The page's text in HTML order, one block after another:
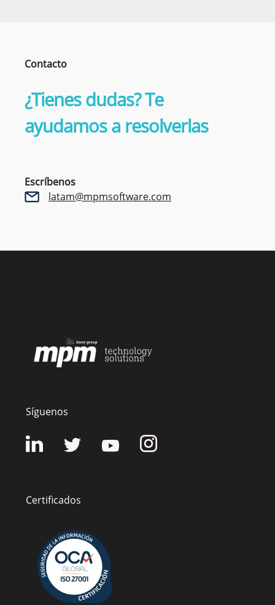
Contacto
¿Tienes dudas? Te
ayudamos a resolverlas
Escríbenos
latam@mpmsoftware.com
Síguenos
Certificados